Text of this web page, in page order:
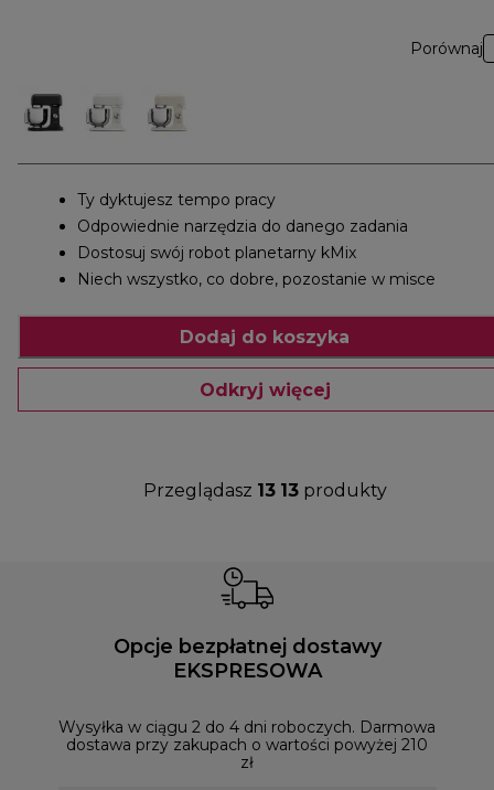
Porównaj
Ty dyktujesz tempo pracy
Odpowiednie narzędzia do danego zadania
Dostosuj swój robot planetarny kMix
Niech wszystko, co dobre, pozostanie w misce
Dodaj do koszyka
Odkryj więcej
Przeglądasz 13 13produkty
Opcje bezpłatnej dostawy
EKSPRESOWA
Wysyłka w ciągu 2 do 4 dni roboczych. Darmowa
dostawa przy zakupach o wartości powyżej 210
zł